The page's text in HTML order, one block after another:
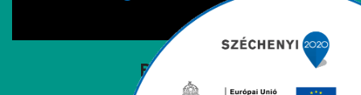
Biztonság